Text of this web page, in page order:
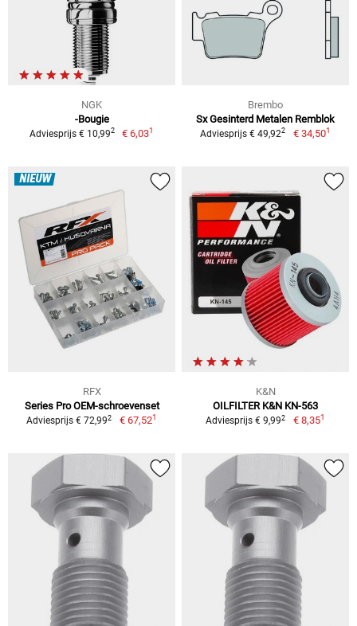
NGK
-Bougie
Adviesprijs € 10,992 € 6,031
Brembo
Sx Gesinterd Metalen Remblok
Adviesprijs € 49,922 € 34,501
NIEUW
RFX
Series Pro OEM-schroevenset
Adviesprijs € 72,992 € 67,521
K&N
OILFILTER K&N KN-563
Adviesprijs € 9,992 € 8,351